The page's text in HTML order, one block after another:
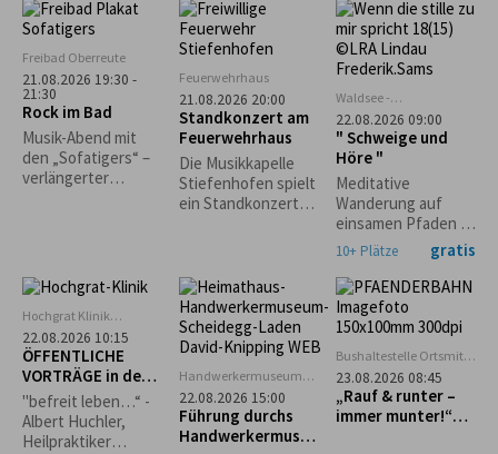
Vereine für
Sitzgelegenheiten
und das leibliche
Wohl. *Die
Veranstaltung
findet nur bei
trockenem Wetter
statt.*
Freibad Oberreute
21.08.2026 19:30 -
21:30
Rock im Bad
Musik-Abend mit
den „Sofatigers“ –
verlängerter
bei guter
Witterung.
Feuerwehrhaus
21.08.2026 20:00
Standkonzert am
Feuerwehrhaus
Die Musikkapelle
Stiefenhofen spielt
ein Standkonzert
Sie sich auf einen
Abend voller Musik
und Gemeinschaft.
Waldsee -
Seepromenade
Lindenberg
22.08.2026 09:00
" Schweige und
Höre "
Meditative
Wanderung auf
einsamen Pfaden im
Waldseegebiet
Lindenberg mit
Christine Wagner.
10+ Plätze gratis
Hochgrat Klinik
Stiefenhofen
22.08.2026 10:15
ÖFFENTLICHE
VORTRÄGE in der
Hochgrat Klinik
"befreit leben…“ -
Albert Huchler,
Heilpraktiker
Handwerkermuseum
„Heimathaus"
Scheidegg
22.08.2026 15:00
Führung durchs
Handwerkermuseu
Bushaltestelle Ortsmitte
Scheidegg
23.08.2026 08:45
„Rauf & runter –
immer munter!“